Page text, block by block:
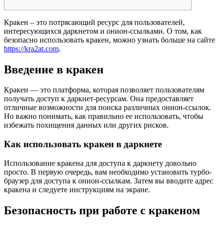
Кракен – это потрясающий ресурс для пользователей,
интересующихся даркнетом и онион-ссылками. О том, как
безопасно использовать кракен, можно узнать больше на сайте
https://kra2at.com.
Введение в кракен
Кракен — это платформа, которая позволяет пользователям
получать доступ к даркнет-ресурсам. Она предоставляет
отличные возможности для поиска различных онион-ссылок.
Но важно понимать, как правильно ее использовать, чтобы
избежать похищения данных или других рисков.
Как использовать кракен в даркнете
Использование кракена для доступа к даркнету довольно
просто. В первую очередь, вам необходимо установить турбо-
браузер для доступа к онион-ссылкам. Затем вы вводите адрес
кракена и следуете инструкциям на экране.
Безопасность при работе с кракеном